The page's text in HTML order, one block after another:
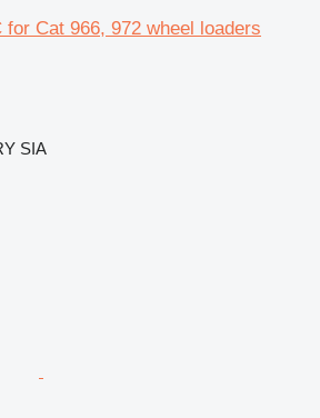
Cat 966, 972 wheel loaders
SIA